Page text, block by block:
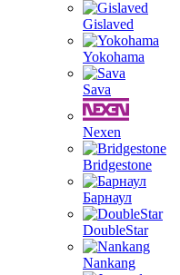
Gislaved
Yokohama
Sava
Nexen
Bridgestone
Барнаул
DoubleStar
Nankang